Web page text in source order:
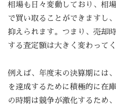
相場も日々変動しており、相
で買い取ることができますし
抑えられます。つまり、売却
する査定額は大きく変わってく
例えば、年度末の決算期には
を達成するために積極的に在
の時期は競争が激化するため